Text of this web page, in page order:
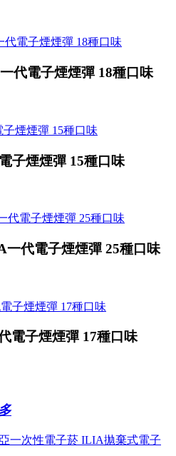
代電子煙煙彈 18種口味
子煙煙彈 15種口味
代電子煙煙彈 25種口味
電子煙煙彈 17種口味